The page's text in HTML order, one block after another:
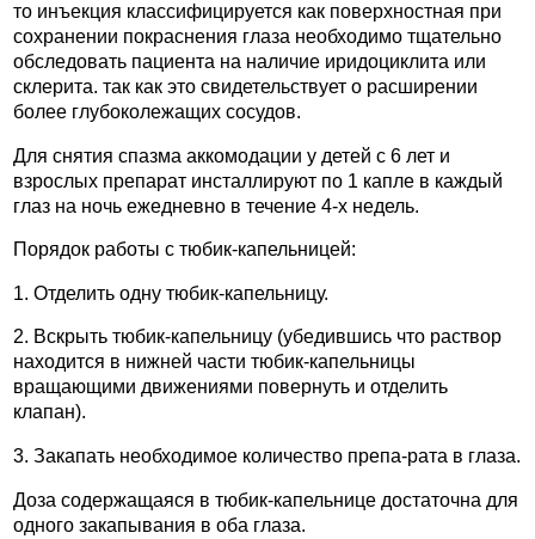
то инъекция классифицируется как поверхностная при
сохранении покраснения глаза необходимо тщательно
обследовать пациента на наличие иридоциклита или
склерита. так как это свидетельствует о расширении
более глубоколежащих сосудов.
Для снятия спазма аккомодации у детей с 6 лет и
взрослых препарат инсталлируют по 1 капле в каждый
глаз на ночь ежедневно в течение 4-х недель.
Порядок работы с тюбик-капельницей:
1. Отделить одну тюбик-капельницу.
2. Вскрыть тюбик-капельницу (убедившись что раствор
находится в нижней части тюбик-капельницы
вращающими движениями повернуть и отделить
клапан).
3. Закапать необходимое количество препа-рата в глаза.
Доза содержащаяся в тюбик-капельнице достаточна для
одного закапывания в оба глаза.